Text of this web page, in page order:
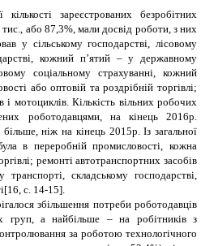
кількості зареєстрованих безробітних
або 87,3%, мали досвід роботи, з них
у сільському господарстві, лісовому
кожний п’ятий –у державному
соціальному страхуванні,
кожний
абооптовій та роздрібній торгівлі;
і мотоциклів.Кількість вільних робочих
роботодавцями, на кінець 2016р.
ніж на кінець 2015р. Із загальної
в переробній промисловості, кожна
ремонті автотранспортних засобів
складському господарстві,
[16, с. 14-15].
збільшення потреби роботодавців
груп, а найбільше – на робітників з
за роботою технологічного